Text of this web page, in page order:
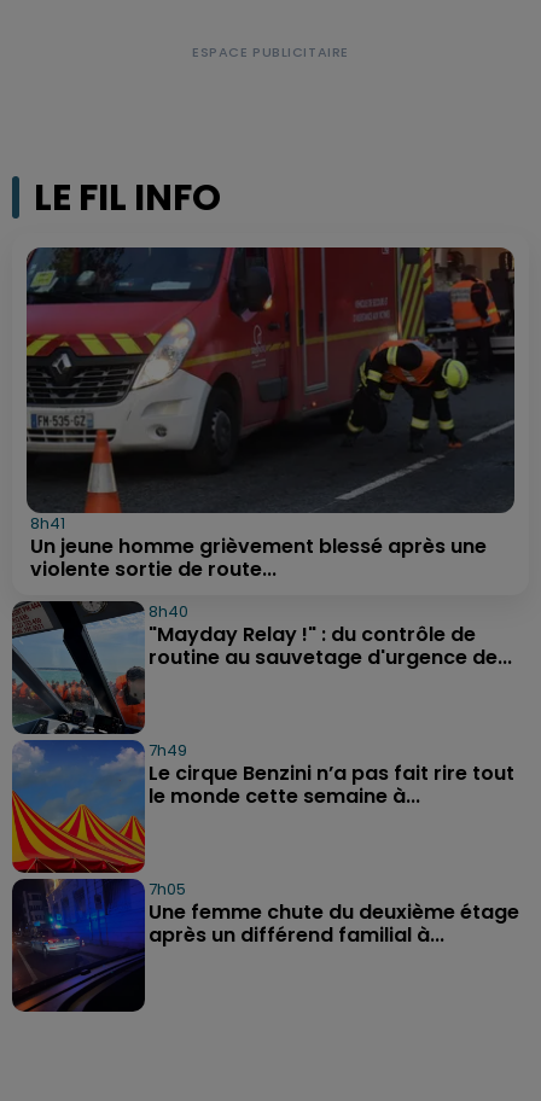
LE FIL INFO
8h41
Un jeune homme grièvement blessé après une
violente sortie de route...
8h40
"Mayday Relay !" : du contrôle de
routine au sauvetage d'urgence de...
7h49
Le cirque Benzini n’a pas fait rire tout
le monde cette semaine à...
7h05
Une femme chute du deuxième étage
après un différend familial à...